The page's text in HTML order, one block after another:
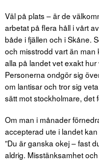
Väl på plats – är de
arbetat på flera håll i vårt
både i fjällen och i Skåne.
och misstrodd vart än
alla på landet vet exakt
Personerna ondgör sig
om lantisar och tror sig
sätt mot stockholmare, det
Om man i månader
accepterad ute i landet
”Du är ganska okej – fast
aldrig. Misstänksamhet